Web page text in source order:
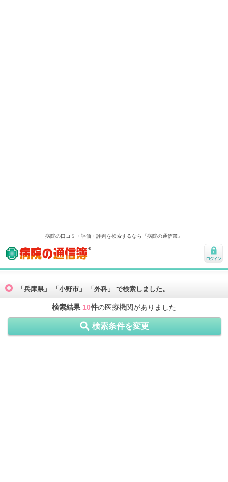
病院の口コミ・評価・評判を検索するなら『病院の通信簿』
病院の通信簿
ログ
「兵庫県」 「小野市」 「外科」 で検索しました。
検索結果 10件の医療機関がありました
検索条件を変更